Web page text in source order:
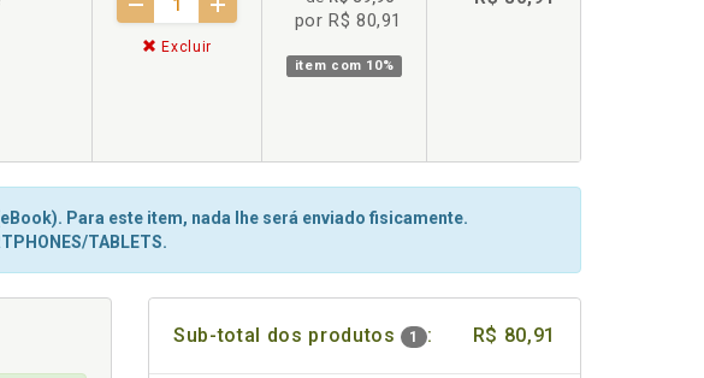
Excluir
por R$ 80,91
item com 10%
Para este item, nada lhe será enviado fisicamente.
TABLETS.
Sub-total dos produtos 1 : R$ 80,91